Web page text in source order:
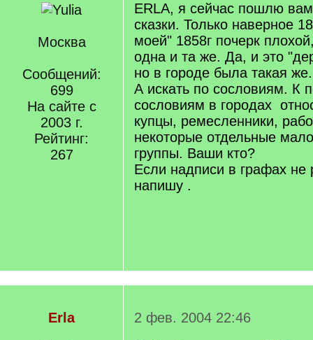
Москва
Сообщений:
699
На сайте с
2003 г.
Рейтинг:
267
ERLA, я сейчас пошлю
сказки. Только наверное
моей" 1858г почерк
одна и та же. Да, и это
но в городе была такая же.
А искать по сословиям. К
сословиям в городах
купцы, ремесленники,
некоторые отдельные
группы. Ваши кто?
Если надписи в графах не
напишу .
Erla
2 фев. 2004 22:46